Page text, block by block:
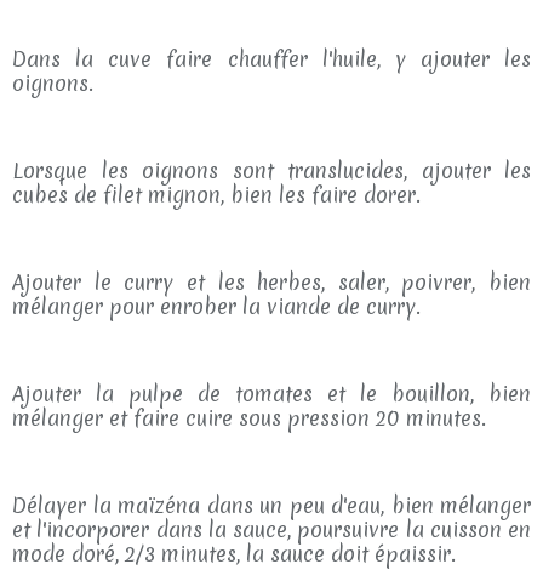
Dans la cuve faire chauffer l'huile, y ajouter les
oignons.
Lorsque les oignons sont translucides, ajouter les
cubes de filet mignon, bien les faire dorer.
Ajouter le curry et les herbes, saler, poivrer, bien
mélanger pour enrober la viande de curry.
Ajouter la pulpe de tomates et le bouillon, bien
mélanger et faire cuire sous pression 20 minutes.
Délayer la maïzéna dans un peu d'eau, bien mélanger
et l'incorporer dans la sauce, poursuivre la cuisson en
mode doré, 2/3 minutes, la sauce doit épaissir.